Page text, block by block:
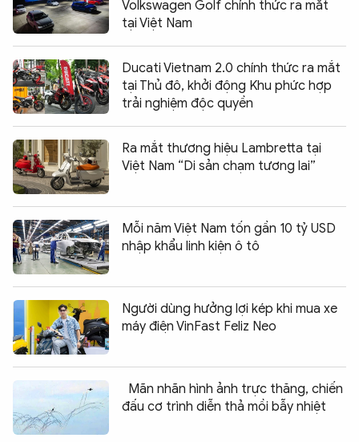
Volkswagen Golf chính thức ra mắt
tại Việt Nam
Ducati Vietnam 2.0 chính thức ra mắt
tại Thủ đô, khởi động Khu phức hợp
trải nghiệm độc quyền
Ra mắt thương hiệu Lambretta tại
Việt Nam “Di sản chạm tương lai”
Mỗi năm Việt Nam tốn gần 10 tỷ USD
nhập khẩu linh kiện ô tô
Người dùng hưởng lợi kép khi mua xe
máy điện VinFast Feliz Neo
Mãn nhãn hình ảnh trực thăng, chiến
đấu cơ trình diễn thả mồi bẫy nhiệt